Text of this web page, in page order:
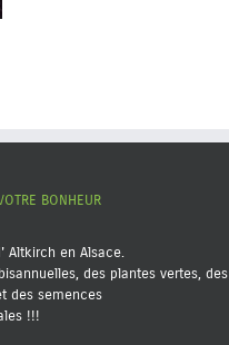
BONHEUR
Altkirch en Alsace.
des plantes vertes, des
des semences
!!!